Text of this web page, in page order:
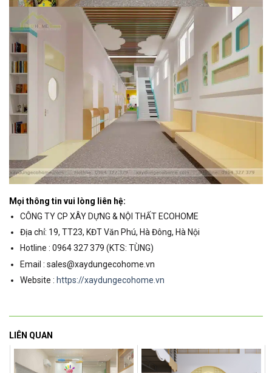
Mọi thông tin vui lòng liên hệ:
CÔNG TY CP XÂY DỰNG & NỘI THẤT ECOHOME
Địa chỉ: 19, TT23, KĐT Văn Phú, Hà Đông, Hà Nội
Hotline : 0964 327 379 (KTS: TÙNG)
Email : sales@xaydungecohome.vn
Website : https://xaydungecohome.vn
LIÊN QUAN